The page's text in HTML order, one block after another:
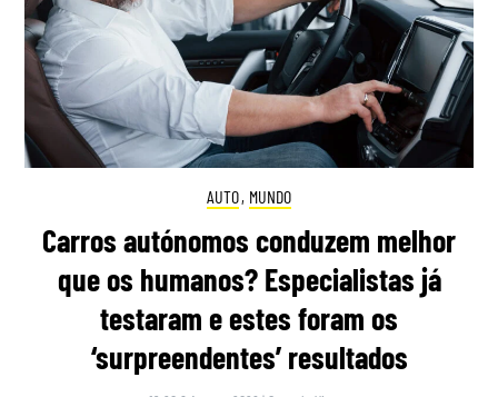
AUTO, MUNDO
Carros autónomos conduzem melhor
que os humanos? Especialistas já
testaram e estes foram os
‘surpreendentes’ resultados